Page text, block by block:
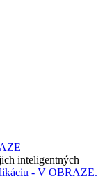
inteligentných
- V OBRAZE.